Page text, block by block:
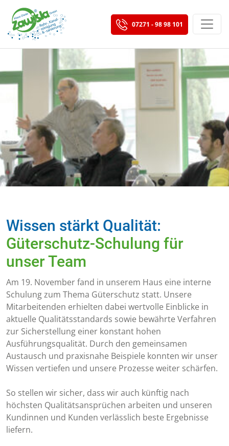
07271 - 98 98 101
Wissen stärkt Qualität:
Güterschutz-Schulung für
unser Team
Am 19. November fand in unserem Haus eine interne
Schulung zum Thema Güterschutz statt. Unsere
Mitarbeitenden erhielten dabei wertvolle Einblicke in
aktuelle Qualitätsstandards sowie bewährte Verfahren
zur Sicherstellung einer konstant hohen
Ausführungsqualität. Durch den gemeinsamen
Austausch und praxisnahe Beispiele konnten wir unser
Wissen vertiefen und unsere Prozesse weiter schärfen.
So stellen wir sicher, dass wir auch künftig nach
höchsten Qualitätsansprüchen arbeiten und unseren
Kundinnen und Kunden verlässlich beste Ergebnisse
liefern.